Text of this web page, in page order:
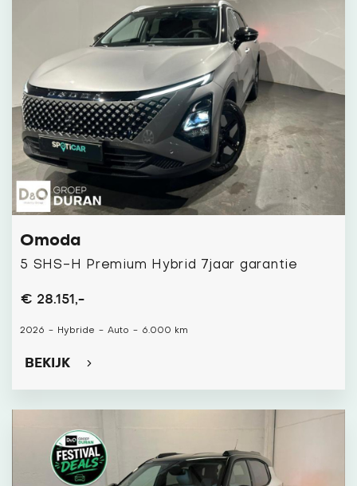
Omoda
5 SHS-H Premium Hybrid 7jaar garantie
€ 28.151,-
2026 - Hybride - Auto - 6.000 km
BEKIJK